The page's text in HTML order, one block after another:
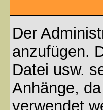
Der
anzufügen.
Datei usw.
Anhänge,
verwendet